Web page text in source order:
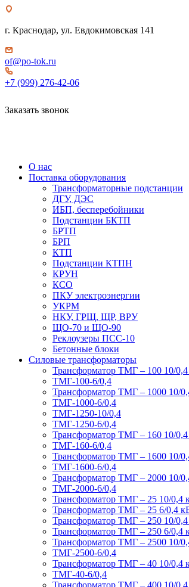
г. Краснодар, ул. Евдокимовская 141
of@po-tok.ru
+7 (999) 276-42-06
Заказать звонок
О нас
Поставка оборудования
Трансформаторные подстанции
ДГУ, ДЭС
ИБП, бесперебойники
Подстанции БКТП
БРТП
БРП
КТП
Подстанции КТПН
КРУН
КСО
ПКУ электроэнергии
УКРМ
НКУ, ГРЩ, ЩР, ВРУ
ЩО-70 и ЩО-90
Реклоузеры ПСС-10
Бетонные блоки
Силовые трансформаторы
Трансформатор ТМГ – 100 10/
ТМГ-100-6/0,4
Трансформатор ТМГ – 1000 10/
ТМГ-1000-6/0,4
ТМГ-1250-10/0,4
ТМГ-1250-6/0,4
Трансформатор ТМГ – 160 10/
ТМГ-160-6/0,4
Трансформатор ТМГ – 1600 10/
ТМГ-1600-6/0,4
Трансформатор ТМГ – 2000 10/
ТМГ-2000-6/0,4
Трансформатор ТМГ – 25 10/0,4
Трансформатор ТМГ – 25 6/0,4
Трансформатор ТМГ – 250 10/
Трансформатор ТМГ – 250 6/0,4
Трансформатор ТМГ – 2500 10/
ТМГ-2500-6/0,4
Трансформатор ТМГ – 40 10/0,4
ТМГ-40-6/0,4
Трансформатор ТМГ – 400 10/